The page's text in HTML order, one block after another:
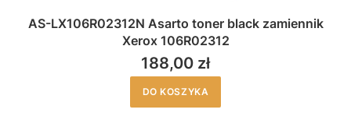
AS-LX106R02312N Asarto toner black zamiennik
Xerox 106R02312
188,00 zł
DO KOSZYKA